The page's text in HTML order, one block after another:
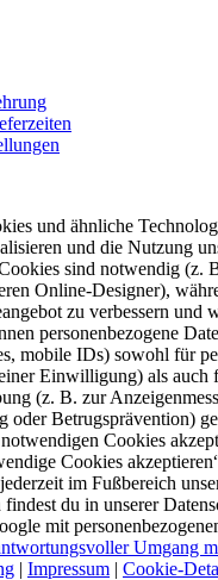
und ähnliche
und die Nutzung
sind notwendig (z.
Online-Designer),
zu verbessern und
personenbezogene
mobile IDs) sowohl für
Einwilligung) als auch
(z. B. zur
oder Betrugsprävention)
Cookies
Cookies
im Fußbereich
du in unserer
mit
Umgang
| Impressum | Cookie-